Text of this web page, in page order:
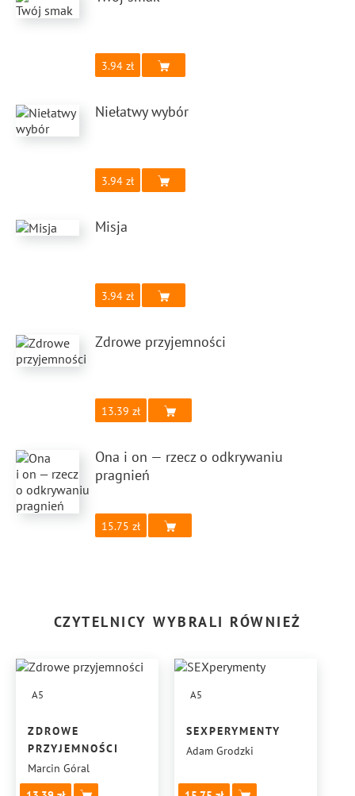
3.94
Niełatwy wybór
3.94
Misja
3.94
Zdrowe przyjemności
13.39
Ona i on — rzecz o odkrywaniu
pragnień
15.75
CZYTELNICY WYBRALI RÓWNIEŻ
A5
ZDROWE
PRZYJEMNOŚCI
Marcin Góral
A5
SEXPERYMENTY
Adam Grodzki